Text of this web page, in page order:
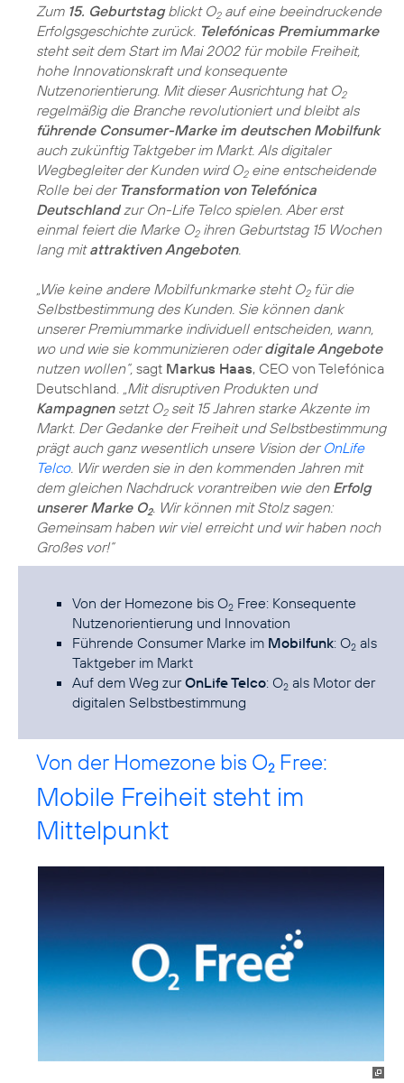
Zum 15. Geburtstagblickt O2auf eine beeindruckende
Erfolgsgeschichte zurück. Telefónicas Premiummarke
steht seit dem Start im Mai 2002 für mobile Freiheit,
hohe Innovationskraft und konsequente
Nutzenorientierung. Mit dieser Ausrichtung hat O2
regelmäßig die Branche revolutioniert und bleibt als
führende Consumer-Marke im deutschen Mobilfunk
auch zukünftig Taktgeber im Markt. Als digitaler
Wegbegleiter der Kunden wird O2eine entscheidende
Rolle bei der Transformation von Telefónica
Deutschlandzur On-Life Telco spielen. Aber erst
einmal feiert die Marke O2ihren Geburtstag 15 Wochen
lang mitattraktiven Angeboten.
„Wie keine andere Mobilfunkmarke steht O2für die
Selbstbestimmung des Kunden. Sie können dank
unserer Premiummarke individuell entscheiden, wann,
wo und wie sie kommunizieren oderdigitale Angebote
nutzen wollen“, sagt Markus Haas, CEO von Telefónica
Deutschland.
„Mit disruptiven Produkten und
Kampagnensetzt O2seit 15 Jahren starke Akzente im
Markt. Der Gedanke der Freiheit und Selbstbestimmung
prägt auch ganz wesentlich unsere Vision der OnLife
Telco. Wir werden sie in den kommenden Jahren mit
dem gleichen Nachdruck vorantreiben wie den Erfolg
unserer Marke O2. Wir können mit Stolz sagen:
Gemeinsam haben wir viel erreicht und wir haben noch
Großes vor!“
Von der Homezone bis O2 Free: Konsequente
Nutzenorientierung und Innovation
Führende Consumer Marke im Mobilfunk: O2 als
Taktgeber im Markt
Auf dem Weg zurOnLife Telco: O2 als Motor der
digitalen Selbstbestimmung
Von der Homezone bis O2 Free:
Mobile Freiheit steht im
Mittelpunkt